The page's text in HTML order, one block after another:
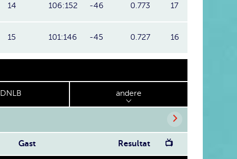
14 106:152 -46 0.773 17
15 101:146 -45 0.727 16
DNLB andere
Gast Resultat 📺